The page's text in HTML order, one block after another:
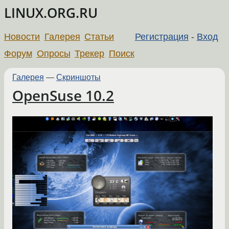
LINUX.ORG.RU
Регистрация - Вход
Новости Галерея Статьи
Форум Опросы Трекер Поиск
Галерея — Скриншоты
OpenSuse 10.2